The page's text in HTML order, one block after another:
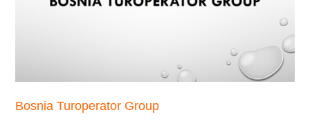
Bosnia Turoperator Group